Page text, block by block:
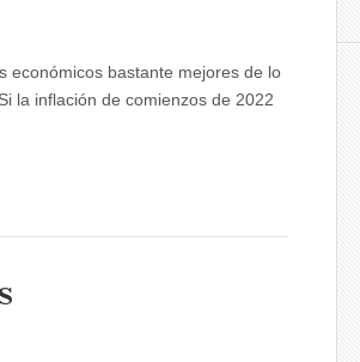
económicos bastante mejores de lo
la inflación de comienzos de 2022